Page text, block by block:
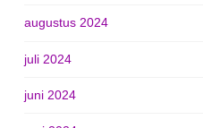
augustus 2024
juli 2024
juni 2024